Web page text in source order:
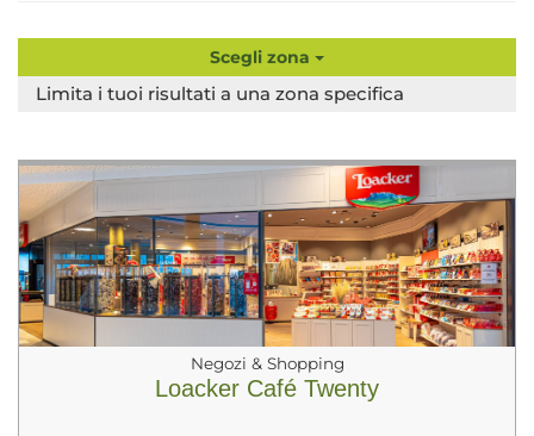
Scegli zona
Limita i tuoi risultati a una zona specifica
Negozi & Shopping
Loacker Café Twenty